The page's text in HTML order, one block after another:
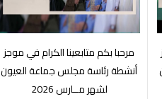
مرحبا بكم متابعينا الكرام في موجز
أنشطة رئاسة مجلس جماعة العيون
لشهر مــارس 2026